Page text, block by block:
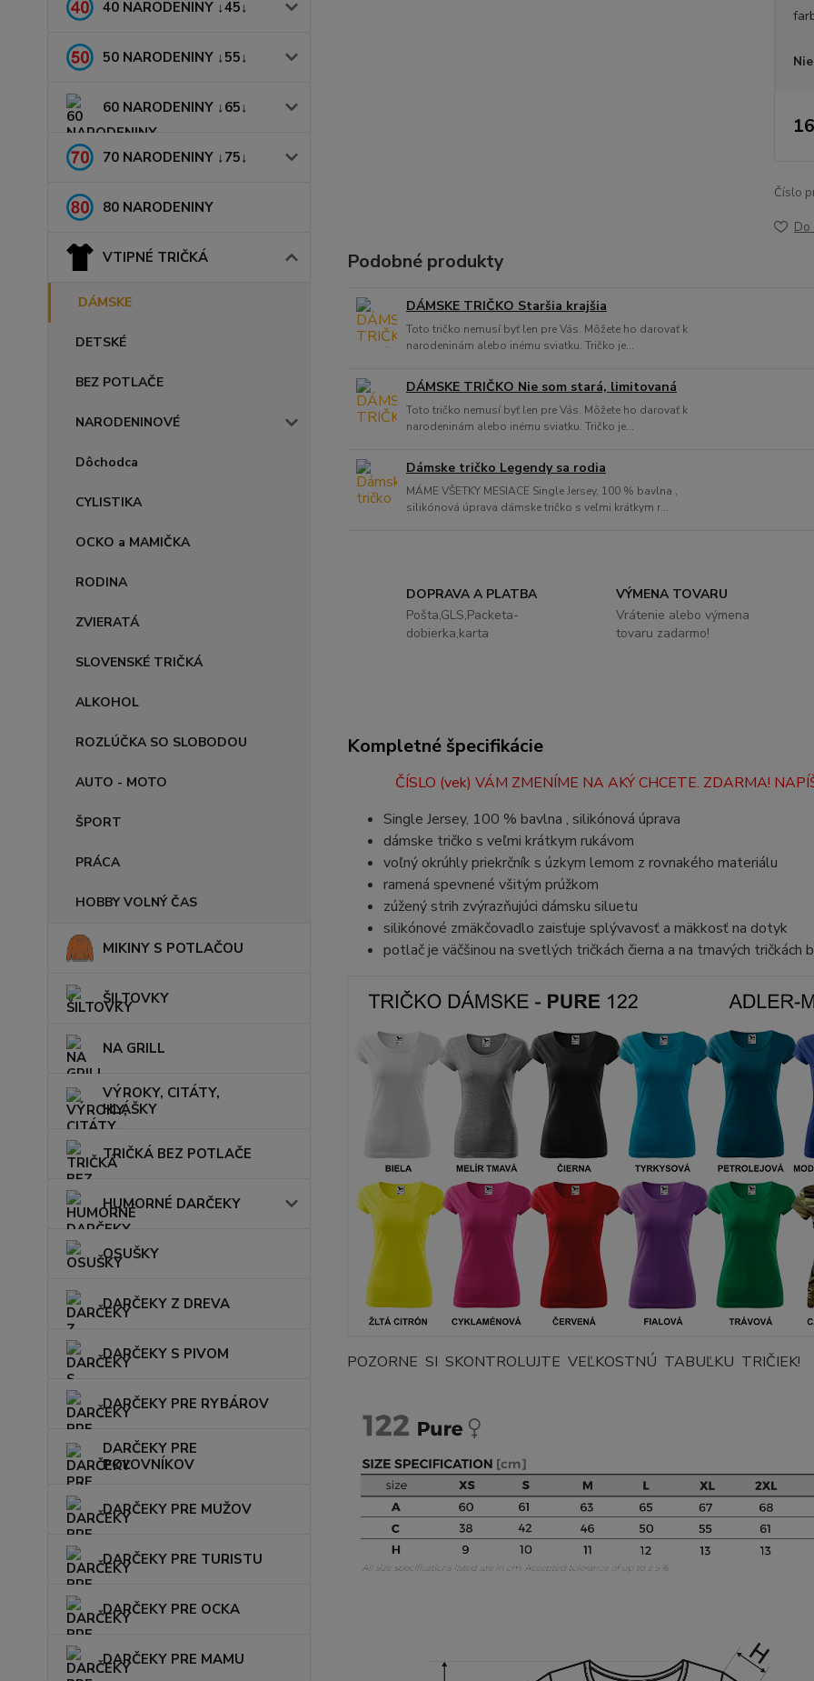
40 NARODENINY ↓45↓
50 NARODENINY ↓55↓
60 NARODENINY ↓65↓
70 NARODENINY ↓75↓
80 NARODENINY
VTIPNÉ TRIČKÁ
DÁMSKE
DETSKÉ
BEZ POTLAČE
NARODENINOVÉ
Dôchodca
CYLISTIKA
OCKO a MAMIČKA
RODINA
ZVIERATÁ
SLOVENSKÉ TRIČKÁ
ALKOHOL
ROZLÚČKA SO SLOBODOU
AUTO - MOTO
ŠPORT
PRÁCA
HOBBY VOLNÝ ČAS
MIKINY S POTLAČOU
ŠILTOVKY
NA GRILL
VÝROKY, CITÁTY,
HLÁŠKY
TRIČKÁ BEZ POTLAČE
HUMORNÉ DARČEKY
OSUŠKY
DARČEKY Z DREVA
DARČEKY S PIVOM
DARČEKY PRE RYBÁROV
DARČEKY PRE
POĽOVNÍKOV
DARČEKY PRE MUŽOV
DARČEKY PRE TURISTU
DARČEKY PRE OCKA
DARČEKY PRE MAMU
Číslo
Do
Podobné produkty
DÁMSKE TRIČKO Staršia krajšia
Toto tričko nemusí byť len pre Vás. Môžete ho darovať k
narodeninám alebo inému sviatku. Tričko je...
DÁMSKE TRIČKO Nie som stará, limitovaná
Toto tričko nemusí byť len pre Vás. Môžete ho darovať k
narodeninám alebo inému sviatku. Tričko je...
Dámske tričko Legendy sa rodia
MÁME VŠETKY MESIACE Single Jersey, 100 % bavlna ,
silikónová úprava dámske tričko s veľmi krátkym r...
DOPRAVA A PLATBA
Pošta,GLS,Packeta-
dobierka,karta
VÝMENA TOVARU
Vrátenie alebo výmena
tovaru zadarmo!
Kompletné špecifikácie
ČÍSLO (vek) VÁM ZMENÍME NA AKÝ CHCETE. ZDARMA!
Single Jersey, 100 % bavlna , silikónová úprava
dámske tričko s veľmi krátkym rukávom
voľný okrúhly priekrčník s úzkym lemom z rovnakého materiálu
ramená spevnené všitým prúžkom
zúžený strih zvýrazňujúci dámsku siluetu
silikónové zmäkčovadlo zaisťuje splývavosť a mäkkosť na dotyk
potlač je väčšinou na svetlých tričkách čierna a na tmavých tričkách
POZORNE SI SKONTROLUJTE VEĽKOSTNÚ TABUĽKU TRIČIEK!